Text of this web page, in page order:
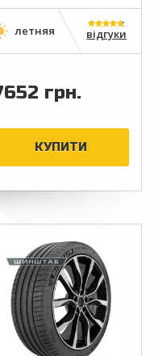
відгуки
грн.